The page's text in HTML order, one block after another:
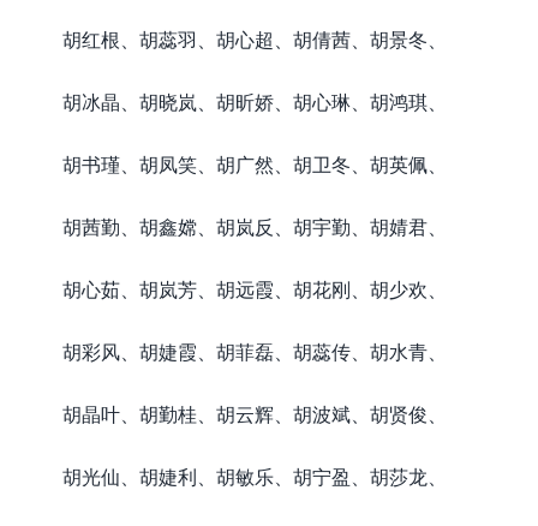
胡红根、胡蕊羽、胡心超、胡倩茜、胡景冬、
胡冰晶、胡晓岚、胡昕娇、胡心琳、胡鸿琪、
胡书瑾、胡凤笑、胡广然、胡卫冬、胡英佩、
胡茜勤、胡鑫嫦、胡岚反、胡宇勤、胡婧君、
胡心茹、胡岚芳、胡远霞、胡花刚、胡少欢、
胡彩风、胡婕霞、胡菲磊、胡蕊传、胡水青、
胡晶叶、胡勤桂、胡云辉、胡波斌、胡贤俊、
胡光仙、胡婕利、胡敏乐、胡宁盈、胡莎龙、